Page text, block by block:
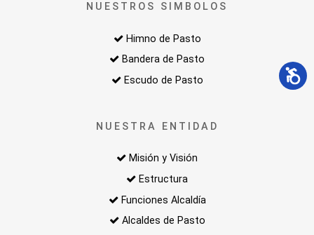
NUESTROS SIMBOLOS
Himno de Pasto
Bandera de Pasto
Escudo de Pasto
NUESTRA ENTIDAD
Misión y Visión
Estructura
Funciones Alcaldía
Alcaldes de Pasto